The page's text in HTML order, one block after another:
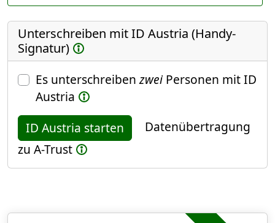
Unterschreiben mit ID Austria (Handy-
Signatur)
Es unterschreibenzweiPersonen mit ID
Austria
ID Austria starten
Datenübertragung
zu A-Trust